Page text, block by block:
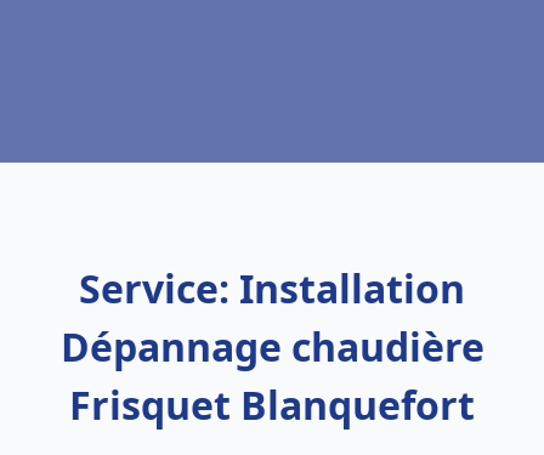
Service: Installation
Dépannage chaudière
Frisquet Blanquefort